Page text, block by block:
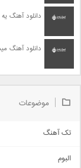
دانلود آهنگ
دانلود آهنگ
موضوعات
تک آهنگ
البوم